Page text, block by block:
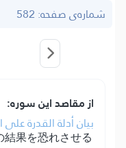
شماره‌ى صفحه: 582
از مقاصد این سوره:
بيان أدلة القدرة
果を恐れさせる